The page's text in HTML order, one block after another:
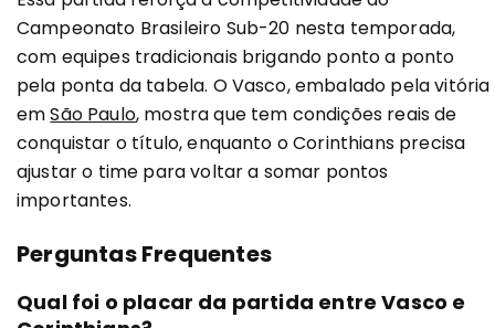
Campeonato Brasileiro Sub-20 nesta temporada,
com equipes tradicionais brigando ponto a ponto
pela ponta da tabela. O Vasco, embalado pela vitória
emSão Paulo, mostra que tem condições reais de
conquistar o título, enquanto o Corinthians precisa
ajustar o time para voltar a somar pontos
importantes.
Perguntas Frequentes
Qual foi o placar da partida entre Vasco e